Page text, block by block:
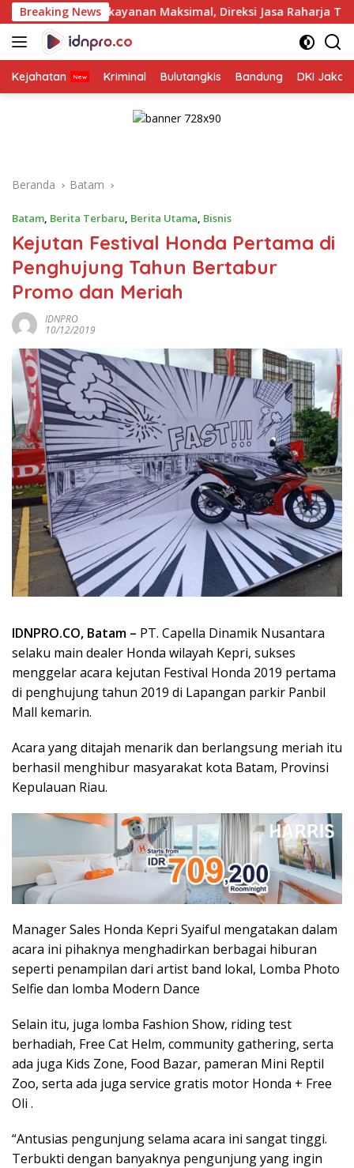
Langsung
ke
konten
Breaking News
Maksimal, Direksi Jasa Raharja Tinjau Korban
Kejahatan Kriminal Bulutangkis Bandung DKI
Beranda Batam
Batam, Berita Terbaru, Berita Utama, Bisnis
Kejutan Festival Honda Pertama di
Penghujung Tahun Bertabur
Promo dan Meriah
IDNPRO
10/12/2019
IDNPRO.CO, Batam – PT. Capella Dinamik Nusantara
selaku main dealer Honda wilayah Kepri, sukses
menggelar acara kejutan Festival Honda 2019 pertama
di penghujung tahun 2019 di Lapangan parkir Panbil
Mall kemarin.
Acara yang ditajah menarik dan berlangsung meriah itu
berhasil menghibur masyarakat kota Batam, Provinsi
Kepulauan Riau.
Manager Sales Honda Kepri Syaiful mengatakan dalam
acara ini pihaknya menghadirkan berbagai hiburan
seperti penampilan dari artist band lokal, Lomba Photo
Selfie dan lomba Modern Dance
Selain itu, juga lomba Fashion Show, riding test
berhadiah, Free Cat Helm, community gathering, serta
ada juga Kids Zone, Food Bazar, pameran Mini Reptil
Zoo, serta ada juga service gratis motor Honda + Free
Oli .
“Antusias pengunjung selama acara ini sangat tinggi.
Terbukti dengan banyaknya pengunjung yang ingin